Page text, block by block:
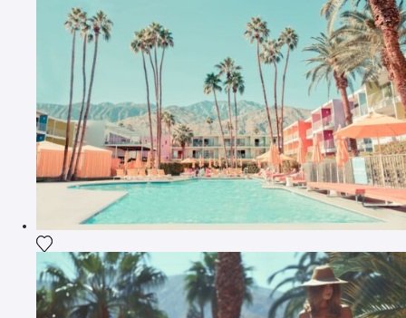
Fügen Sie das Foto meiner Wunschliste hinzu